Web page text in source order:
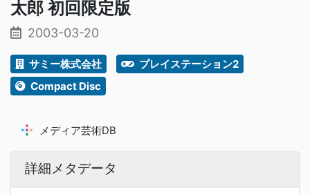
太郎 初回限定版
2003-03-20
サミー株式会社
プレイステーション2
Compact Disc
メディア芸術DB
詳細メタデータ